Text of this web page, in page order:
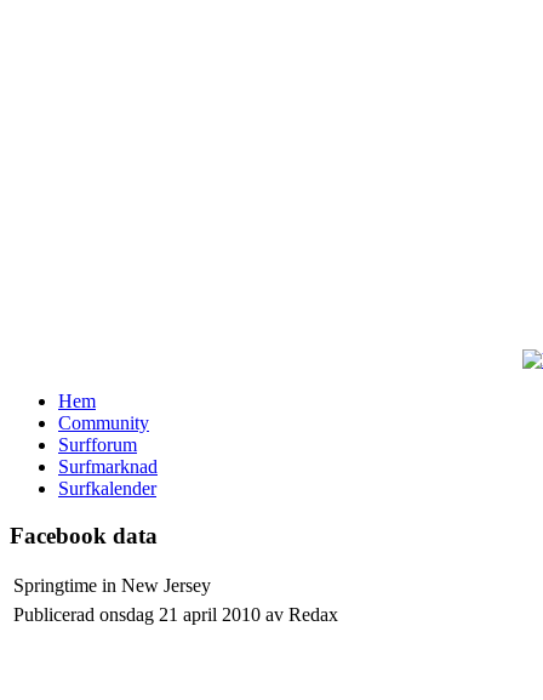
Hem
Community
Surfforum
Surfmarknad
Surfkalender
Facebook data
Springtime in New Jersey
Publicerad onsdag 21 april 2010 av Redax